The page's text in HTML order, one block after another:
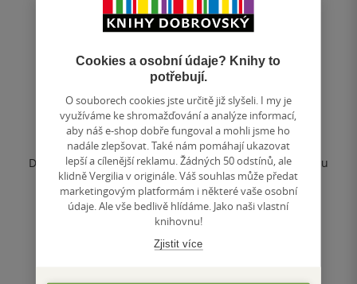
Deník Dity P. - Kuchařka
Dita Pecháčková
4.4
5
hvězdiček
měkká vazba
Dita Pecháčková nám představuje, jak vypadá tak trochu
jiná kuchařka - Deník Dity P."Nemyslete si, že jsem
bůhvíjaká kuchařka. Nejsem....
Nedostupné
Cookies a osobní údaje? Knihy to
potřebují.
O souborech cookies jste určitě již slyšeli. I my je
využíváme ke shromažďování a analýze informací,
aby náš e-shop dobře fungoval a mohli jsme ho
nadále zlepšovat. Také nám pomáhají ukazovat
lepší a cílenější reklamu. Žádných 50 odstínů, ale
klidně Vergilia v originále. Váš souhlas může předat
marketingovým platformám i některé vaše osobní
údaje. Ale vše bedlivě hlídáme. Jako naši vlastní
knihovnu!
Zjistit více